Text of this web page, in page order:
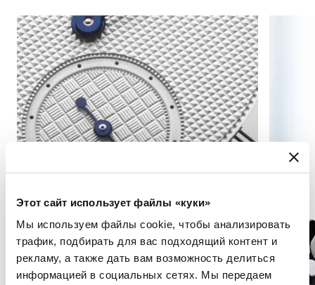
Этот сайт использует файлы «куки»
Мы используем файлы cookie, чтобы анализировать
трафик, подбирать для вас подходящий контент и
рекламу, а также дать вам возможность делиться
информацией в социальных сетях. Мы передаем